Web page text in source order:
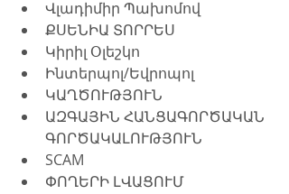
Վլադիմիր Պախոմով
ՔՍԵՆԻԱ ՏՈՐՐԵՍ
Կիրիլ Օլեշկո
Ինտերպոլ/Եվրոպոլ
ԿԱՂԾՈՒԹՅՈՒՆ
ԱԶԳԱՅԻՆ ՀԱՆՑԱԳՈՐԾԱԿԱՆ
ԳՈՐԾԱԿԱԼՈՒԹՅՈՒՆ
SCAM
ՓՈՂԵՐԻ ԼՎԱՑՈՒՄ